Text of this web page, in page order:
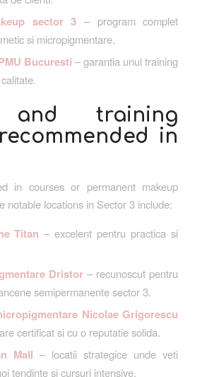
sector 3 – program complet
si micropigmentare.
Bucuresti – garantia unui training
and training
in
in courses or permanent makeup
notable locations in Sector 3 include:
Titan – excelent pentru practica si
Dristor– recunoscut pentru
semipermanente sector 3.
Nicolae Grigorescu
certificat si cu o reputatie solida.
Mall – locatii strategice unde veti
tendinte si cursuri intensive.